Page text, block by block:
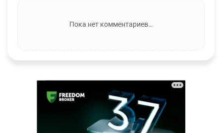
Пока нет комментариев…